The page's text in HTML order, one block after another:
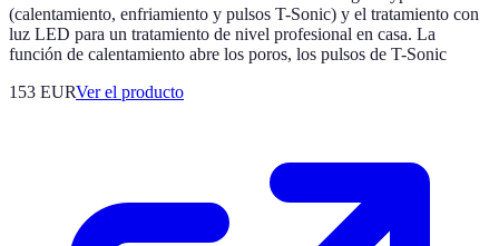
(calentamiento, enfriamiento y pulsos T-Sonic) y el tratamiento con
luz LED para un tratamiento de nivel profesional en casa. La
función de calentamiento abre los poros, los pulsos de T-Sonic
153 EURVer el producto